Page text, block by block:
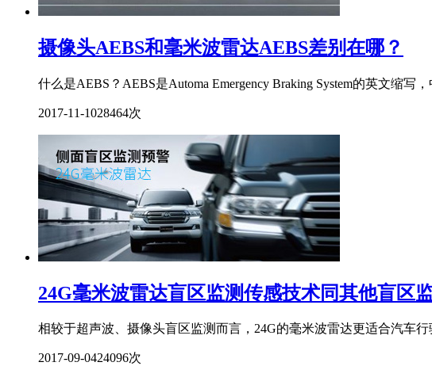
摄像头AEBS和毫米波雷达AEBS差别在哪？
什么是AEBS？AEBS是Automa Emergency Braking System的英文缩
2017-11-1028464次
24G毫米波雷达盲区监测传感技术同其他盲区
相较于超声波、摄像头盲区监测而言，24G的毫米波雷达更适合汽车
2017-09-0424096次